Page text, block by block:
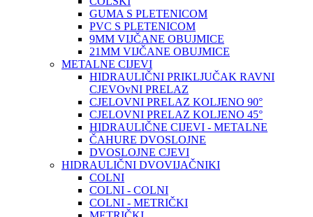
GUMA S PLETENICOM
PVC S PLETENICOM
9MM VIJČANE OBUJMICE
21MM VIJČANE OBUJMICE
METALNE CIJEVI
HIDRAULIČNI PRIKLJUČAK RAVNI
CJEVOvNI PRELAZ
CJELOVNI PRELAZ KOLJENO 90°
CJELOVNI PRELAZ KOLJENO 45°
HIDRAULIČNE CIJEVI - METALNE
ČAHURE DVOSLOJNE
DVOSLOJNE CJEVI
HIDRAULIČNI DVOVIJAČNIKI
COLNI
COLNI - COLNI
COLNI - METRIČKI